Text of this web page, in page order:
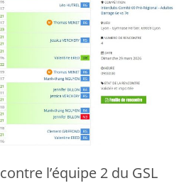
contre l’équipe 2 du GSL